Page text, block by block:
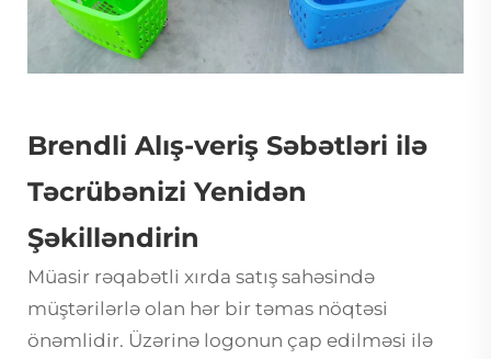
Brendli Alış-veriş Səbətləri ilə
Təcrübənizi Yenidən
Şəkilləndirin
Müasir rəqabətli xırda satış sahəsində
müştərilərlə olan hər bir təmas nöqtəsi
önəmlidir. Üzərinə logonun çap edilməsi ilə